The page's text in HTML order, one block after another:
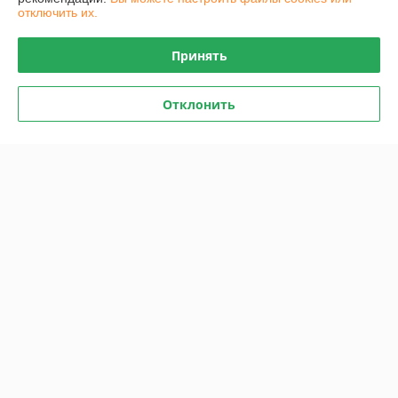
отключить их.
Принять
Отклонить